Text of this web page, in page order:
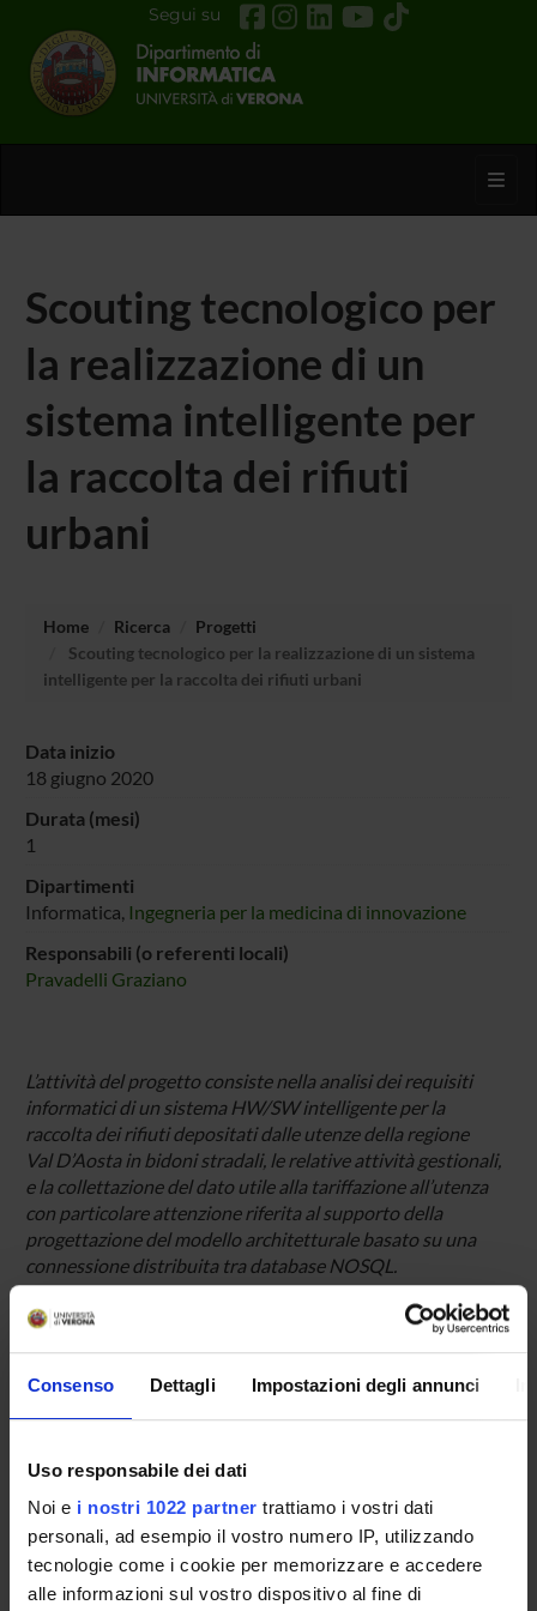
Consenso Dettagli Impostazioni degli annunci
Uso responsabile dei dati
Noi e i nostri 1022 partner trattiamo i vostri dati
personali, ad esempio il vostro numero IP, utilizzando
tecnologie come i cookie per memorizzare e accedere
alle informazioni sul vostro dispositivo al fine di
Segui su
Scouting tecnologico per
la realizzazione di un
sistema intelligente per
la raccolta dei rifiuti
urbani
Home Ricerca
Progetti
Scouting tecnologico per la realizzazione di un sistema
intelligente per la raccolta dei rifiuti urbani
Data inizio
18 giugno 2020
Durata (mesi)
1
Dipartimenti
Informatica, Ingegneria per la medicina di innovazione
Responsabili (o referenti locali)
Pravadelli Graziano
L’attività del progetto consiste nella analisi dei requisiti
informatici di un sistema HW/SW intelligente per la
raccolta dei rifiuti depositati dalle utenze della regione
Val D’Aosta in bidoni stradali, le relative attività gestionali,
e la collettazione del dato utile alla tariffazione all’utenza
con particolare attenzione riferita al supporto della
progettazione del modello architetturale basato su una
connessione distribuita tra database NOSQL.
Insis s.p.a.
PARTECIPANTI AL PROGETTO
Graziano Pravadelli